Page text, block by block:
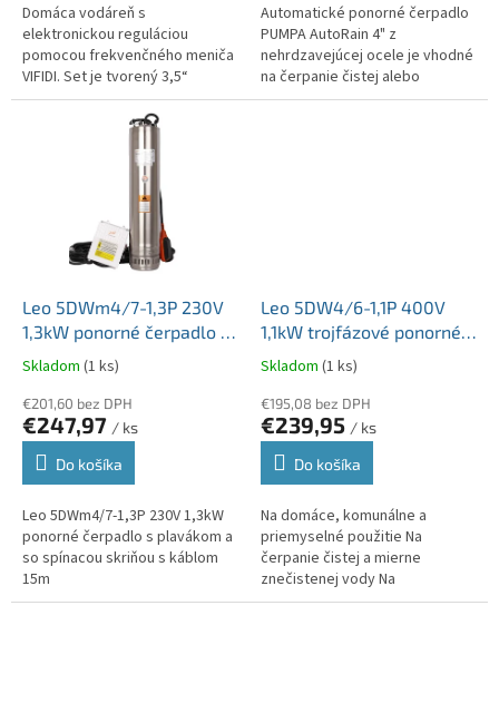
Domáca vodáreň s
elektronickou reguláciou
pomocou frekvenčného meniča
VIFIDI. Set je tvorený 3,5“
ponorným čerpadlom 90QJD s
káblom a frekvenčným meničom
Automatické ponorné čerpadlo
PUMPA AutoRain 4" z
nehrdzavejúcej ocele je vhodné
na čerpanie čistej alebo
dažďovej vody z nádrží, žúmp a
Leo 5DWm4/7-1,3P 230V
1,3kW ponorné čerpadlo s
plavákom a so spínacou
skriňou s káblom 15m
Skladom (1 ks)
€201,60 bez DPH
€247,97 / ks
Do košíka
Leo 5DWm4/7-1,3P 230V 1,3kW
ponorné čerpadlo s plavákom a
so spínacou skriňou s káblom
15m
Leo 5DW4/6-1,1P 400V
1,1kW trojfázové ponorné
čerpadlo s káblom 20m
Skladom (1 ks)
€195,08 bez DPH
€239,95 / ks
Do košíka
Na domáce, komunálne a
priemyselné použitie Na
čerpanie čistej a mierne
znečistenej vody Na
zavlažovanie a zber dažďovej